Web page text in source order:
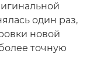
один раз,
новой
точную